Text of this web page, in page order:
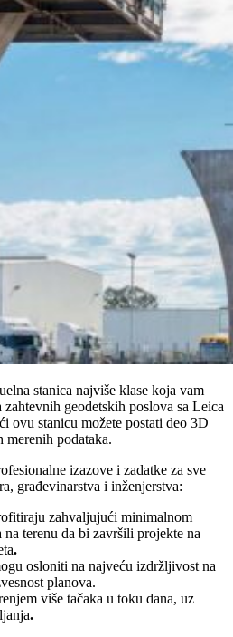
stanica najviše klase koja vam
geodetskih poslova sa Leica
ovu stanicu možete postati deo 3D
podataka.
izazove i zadatke za sve
građevinarstva i inženjerstva:
zahvaljujući minimalnom
terenu da bi završili projekte na
.
osloniti na najveću izdržljivost na
planova.
više tačaka u toku dana, uz
.